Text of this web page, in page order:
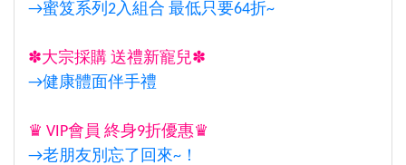
→蜜笈系列2入組合 最低只要64折~
✽大宗採購 送禮新寵兒✽
→健康體面伴手禮
♛ VIP會員 終身9折優惠♛
→老朋友別忘了回來~！